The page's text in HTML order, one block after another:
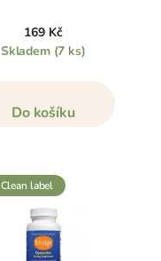
169 Kč
Skladem (7 ks)
Do košíku
clean label